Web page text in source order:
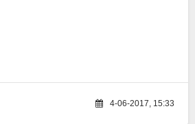
4-06-2017, 15:33